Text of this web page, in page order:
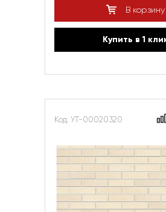
В корзину
Купить в 1
Код: УТ-00020320